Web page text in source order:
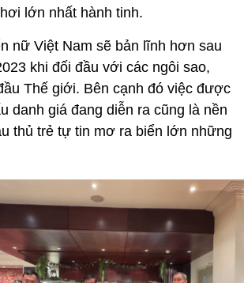
lớn nhất hành tinh.
nữ Việt Nam sẽ bản lĩnh hơn sau
khi đối đầu với các ngôi sao,
Thế giới. Bên cạnh đó việc được
danh giá đang diễn ra cũng là nền
thủ trẻ tự tin mơ ra biển lớn những